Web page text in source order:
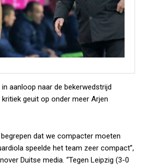
aanloop naar de bekerwedstrijd
geuit op onder meer Arjen
begrepen dat we compacter moeten
speelde het team zeer compact”,
Duitse media. “Tegen Leipzig (3-0